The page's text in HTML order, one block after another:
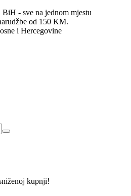
- sve na jednom mjestu
od 150 KM.
i Hercegovine
kupnji!